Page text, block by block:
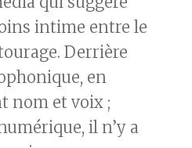
intime entre le
Derrière
en
nom et voix ;
il n’y a